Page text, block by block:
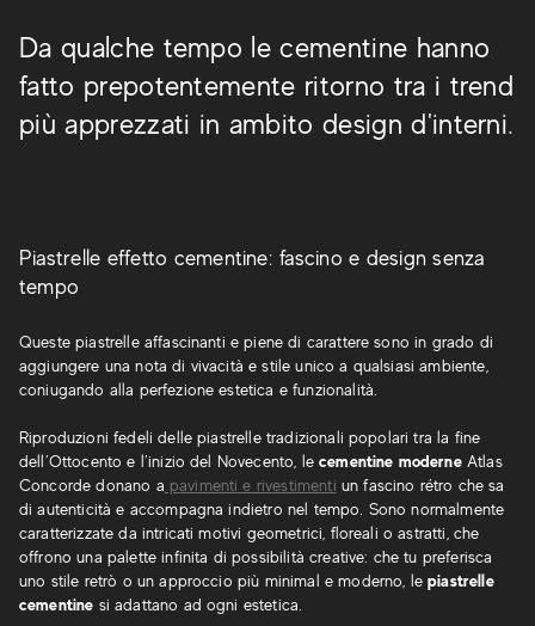
Da qualche tempo le cementine hanno
fatto prepotentemente ritorno tra i trend
più apprezzati in ambito design d'interni.
Piastrelle effetto cementine: fascino e design senza
tempo
Queste piastrelle affascinanti e piene di carattere sono in grado di
aggiungere una nota di vivacità e stile unico a qualsiasi ambiente,
coniugando alla perfezione estetica e funzionalità.
Riproduzioni fedeli delle piastrelle tradizionali popolari tra la fine
dell’Ottocento e l’inizio del Novecento, lecementine moderneAtlas
Concorde donano a pavimenti e rivestimenti un fascino rétro che sa
di autenticità e accompagna indietro nel tempo. Sono normalmente
caratterizzate da intricati motivi geometrici, floreali o astratti, che
offrono una palette infinita di possibilità creative: che tu preferisca
uno stile retrò o un approccio più minimal e moderno, lepiastrelle
cementine si adattano ad ogni estetica.